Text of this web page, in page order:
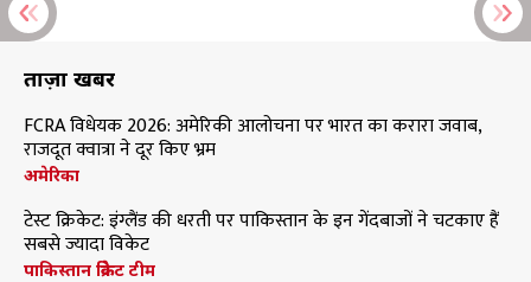
ताज़ा खबरें
FCRA विधेयक 2026: अमेरिकी आलोचना पर भारत का करारा जवाब,
राजदूत क्वात्रा ने दूर किए भ्रम
अमेरिका
टेस्ट क्रिकेट: इंग्लैंड की धरती पर पाकिस्तान के इन गेंदबाजों ने चटकाए हैं
सबसे ज्यादा विकेट
पाकिस्तान क्रिकेट टीम